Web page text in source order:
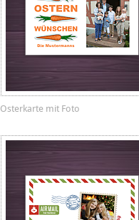
Osterkarte mit Foto